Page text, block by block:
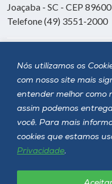
Nós utilizamos os
com nosso site mais
entender melhor como
assim podemos
você. Para mais
cookies que estamos
Privacidade.
Joaçaba - SC - CEP
Telefone (49) 3551-2000
Siga a Unoesc